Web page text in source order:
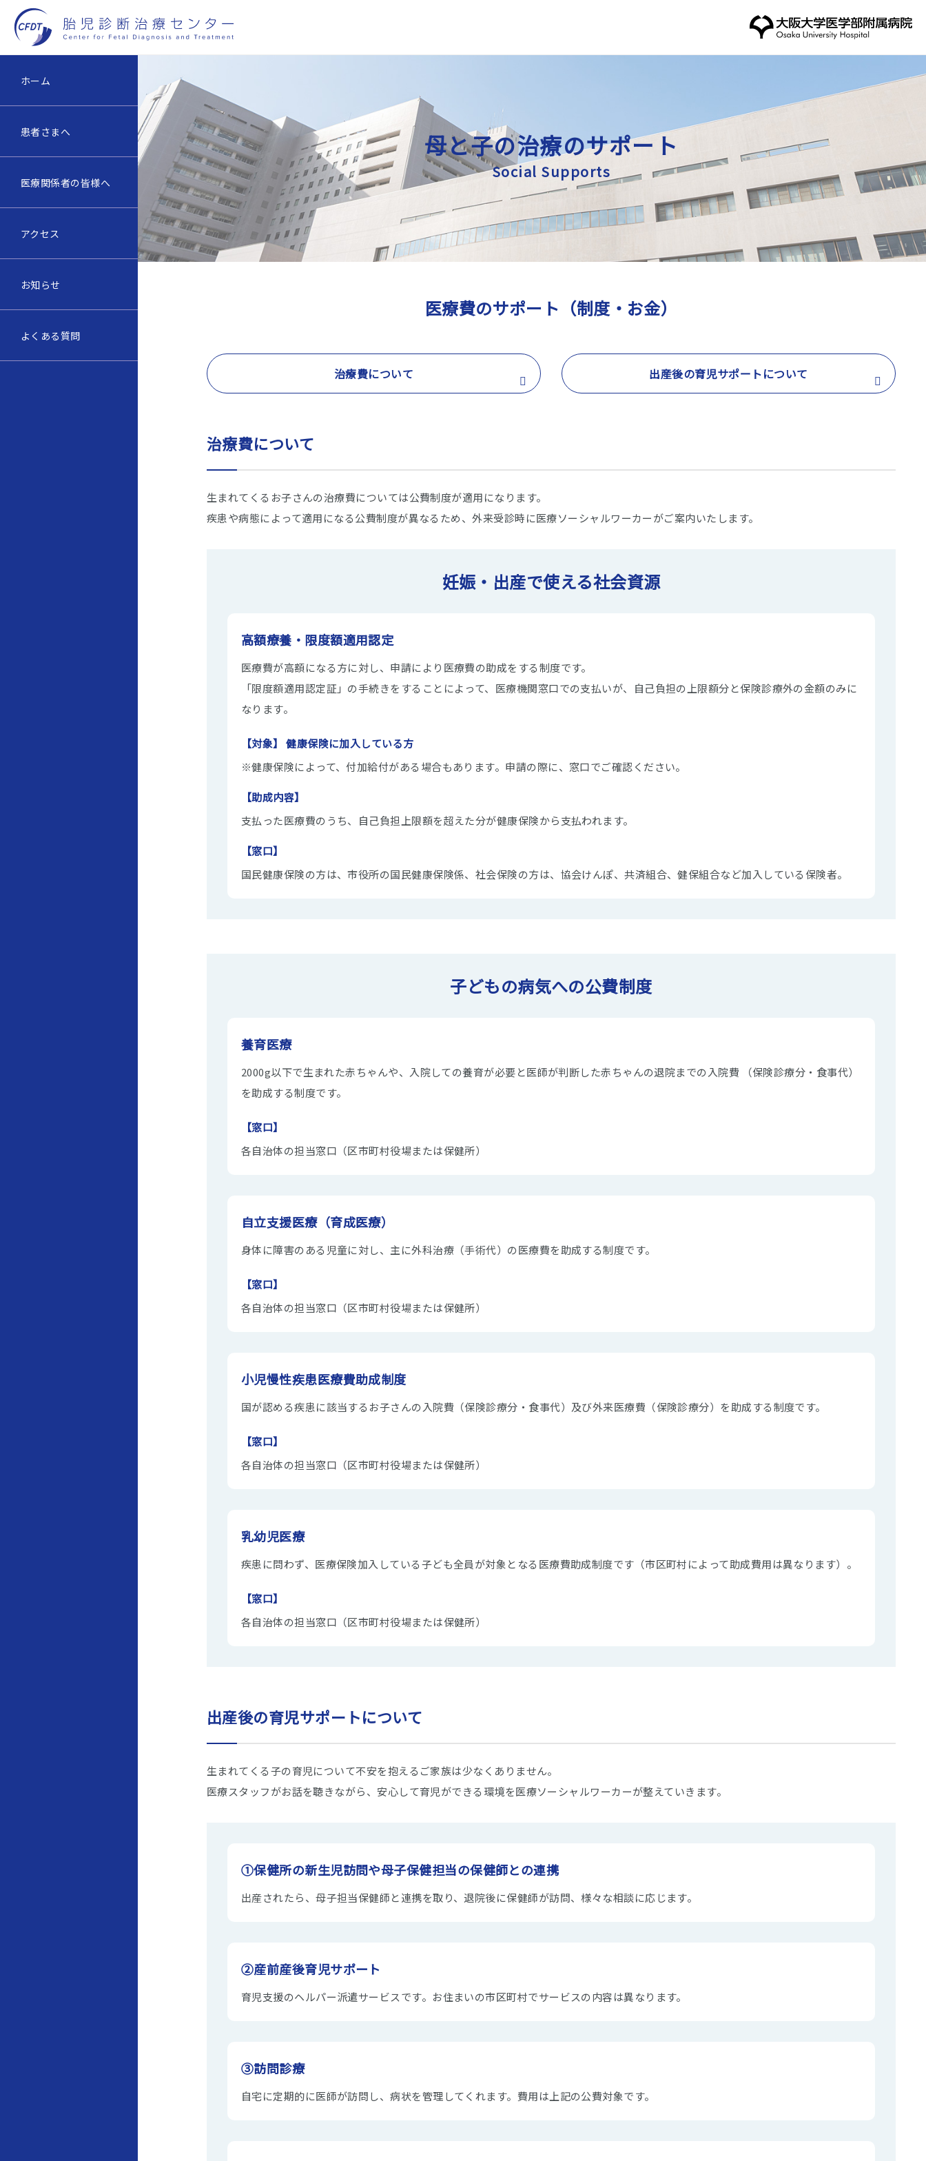
ホーム
患者さまへ
医療関係者の皆様へ
アクセス
お知らせ
よくある質問
母と子の治療のサポート
Social Supports
医療費のサポート（制度・お金）
治療費について 出産後の育児サポートについて
治療費について
生まれてくるお子さんの治療費については公費制度が適用になります。
疾患や病態によって適用になる公費制度が異なるため、外来受診時に医療ソーシャルワーカーがご案内いたします。
妊娠・出産で使える社会資源
高額療養・限度額適用認定
医療費が高額になる方に対し、申請により医療費の助成をする制度です。
「限度額適用認定証」の手続きをすることによって、医療機関窓口での支払いが、自己負担の上限額分と保険診療外の金額のみに
なります。
【対象】 健康保険に加入している方
※健康保険によって、付加給付がある場合もあります。申請の際に、窓口でご確認ください。
【助成内容】
支払った医療費のうち、自己負担上限額を超えた分が健康保険から支払われます。
【窓口】
国民健康保険の方は、市役所の国民健康保険係、社会保険の方は、協会けんぽ、共済組合、健保組合など加入している保険者。
子どもの病気への公費制度
養育医療
2000g以下で生まれた赤ちゃんや、入院しての養育が必要と医師が判断した赤ちゃんの退院までの入院費 （保険診療分・食事代）
を助成する制度です。
【窓口】
各自治体の担当窓口（区市町村役場または保健所）
自立支援医療（育成医療）
身体に障害のある児童に対し、主に外科治療（手術代）の医療費を助成する制度です。
【窓口】
各自治体の担当窓口（区市町村役場または保健所）
小児慢性疾患医療費助成制度
国が認める疾患に該当するお子さんの入院費（保険診療分・食事代）及び外来医療費（保険診療分）を助成する制度です。
【窓口】
各自治体の担当窓口（区市町村役場または保健所）
乳幼児医療
疾患に問わず、医療保険加入している子ども全員が対象となる医療費助成制度です（市区町村によって助成費用は異なります）。
【窓口】
各自治体の担当窓口（区市町村役場または保健所）
出産後の育児サポートについて
生まれてくる子の育児について不安を抱えるご家族は少なくありません。
医療スタッフがお話を聴きながら、安心して育児ができる環境を医療ソーシャルワーカーが整えていきます。
①保健所の新生児訪問や母子保健担当の保健師との連携
出産されたら、母子担当保健師と連携を取り、退院後に保健師が訪問、様々な相談に応じます。
②産前産後育児サポート
育児支援のヘルパー派遣サービスです。お住まいの市区町村でサービスの内容は異なります。
③訪問診療
自宅に定期的に医師が訪問し、病状を管理してくれます。費用は上記の公費対象です。